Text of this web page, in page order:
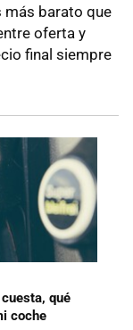
más barato que
oferta y
final siempre
qué
coche